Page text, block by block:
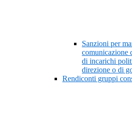
Sanzioni per
comunicazione
di incarichi
direzione o di
Rendiconti gruppi